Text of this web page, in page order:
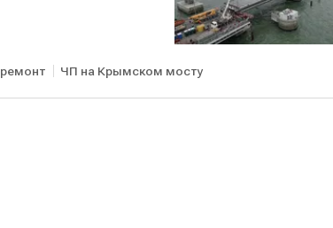
ремонт ЧП на Крымском мосту